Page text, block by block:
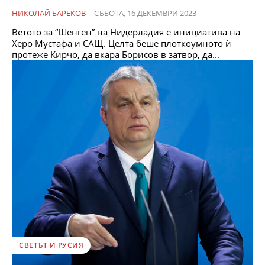
НИКОЛАЙ БАРЕКОВ - СЪБОТА, 16 ДЕКЕМВРИ 2023
Ветото за “Шенген” на Нидерладия е инициатива на
Херо Мустафа и САЩ. Целта беше плоткоумното ѝ
протеже Кирчо, да вкара Борисов в затвор, да...
СВЕТЪТ И РУСИЯ